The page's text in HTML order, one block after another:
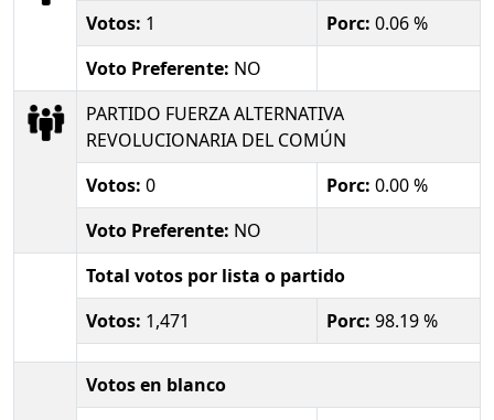
Votos: 1 Porc: 0.06 %
Voto Preferente: NO
PARTIDO FUERZA ALTERNATIVA
REVOLUCIONARIA DEL COMÚN
Votos: 0 Porc: 0.00 %
Voto Preferente: NO
Total votos por lista o partido
Votos: 1,471 Porc: 98.19 %
Votos en blanco